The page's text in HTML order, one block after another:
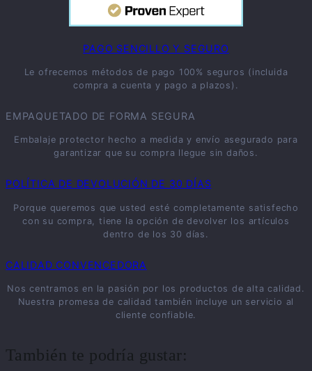
PAGO SENCILLO Y SEGURO
Le ofrecemos métodos de pago 100% seguros (incluida
compra a cuenta y pago a plazos).
EMPAQUETADO DE FORMA SEGURA
Embalaje protector hecho a medida y envío asegurado para
garantizar que su compra llegue sin daños.
POLÍTICA DE DEVOLUCIÓN DE 30 DÍAS
Porque queremos que usted esté completamente satisfecho
con su compra, tiene la opción de devolver los artículos
dentro de los 30 días.
CALIDAD CONVENCEDORA
Nos centramos en la pasión por los productos de alta calidad.
Nuestra promesa de calidad también incluye un servicio al
cliente confiable.
También te podría gustar: